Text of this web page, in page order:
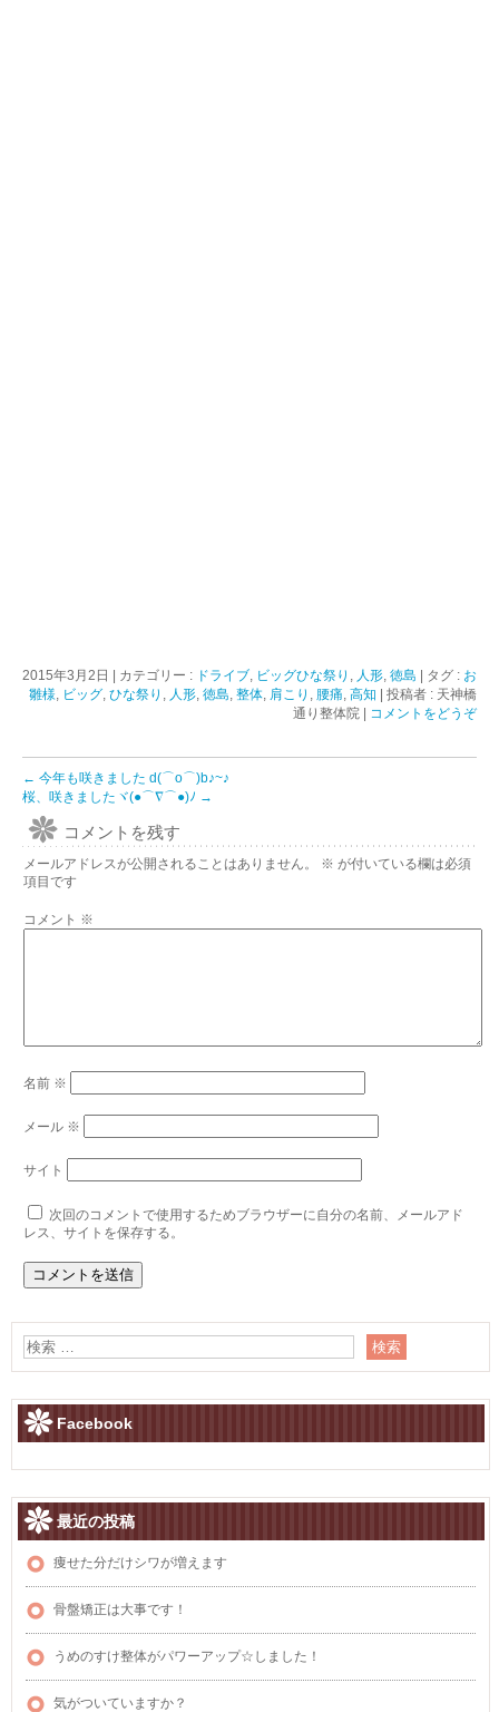
2015年3月2日 カテゴリー : ドライブ, ビッグひな祭り , 人形, 徳島 タグ : お
雛様, ビッグ, ひな祭り , 人形, 徳島, 整体, 肩こり , 腰痛, 高知
投稿者 : 天神橋
通り整体院
コメントをどうぞ
← 今年も咲きました d(⌒o⌒)b♪~♪
桜、咲きましたヾ(●⌒∇⌒●)ﾉ →
コメントを残す
メールアドレスが公開されることはありません。 ※ が付いている欄は必須
項目です
コメント ※
名前 ※
メール ※
サイト
次回のコメントで使用するためブラウザーに自分の名前、メールアド
レス、サイトを保存する。
Facebook
最近の投稿
痩せた分だけシワが増えます
骨盤矯正は大事です！
うめのすけ整体がパワーアップ☆しました！
気がついていますか？